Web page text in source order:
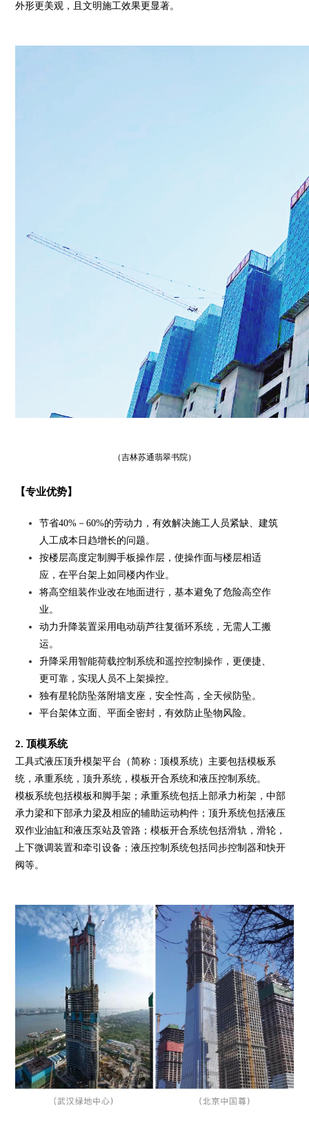
外形更美观，且文明施工效果更显著。
（吉林苏通翡翠书院）
【专业优势】
节省40%－60%的劳动力，有效解决施工人员紧缺、建筑
人工成本日趋增长的问题。
按楼层高度定制脚手板操作层，使操作面与楼层相适
应，在平台架上如同楼内作业。
将高空组装作业改在地面进行，基本避免了危险高空作
业。
动力升降装置采用电动葫芦往复循环系统，无需人工搬
运。
升降采用智能荷载控制系统和遥控控制操作，更便捷、
更可靠，实现人员不上架操控。
独有星轮防坠落附墙支座，安全性高，全天候防坠。
平台架体立面、平面全密封，有效防止坠物风险。
2. 顶模系统
工具式液压顶升模架平台（简称：顶模系统）主要包括模板系
统，承重系统，顶升系统，模板开合系统和液压控制系统。
模板系统包括模板和脚手架；承重系统包括上部承力桁架，中部
承力梁和下部承力梁及相应的辅助运动构件；顶升系统包括液压
双作业油缸和液压泵站及管路；模板开合系统包括滑轨，滑轮，
上下微调装置和牵引设备；液压控制系统包括同步控制器和快开
阀等。